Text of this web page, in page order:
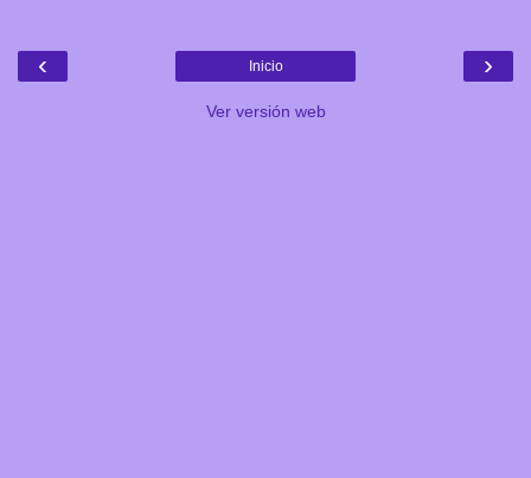
‹ ›
Inicio
Ver versión web